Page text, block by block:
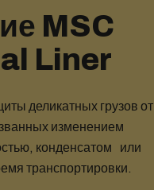
MSC
Liner
деликатных грузов от
изменением
конденсатом или
транспортировки.